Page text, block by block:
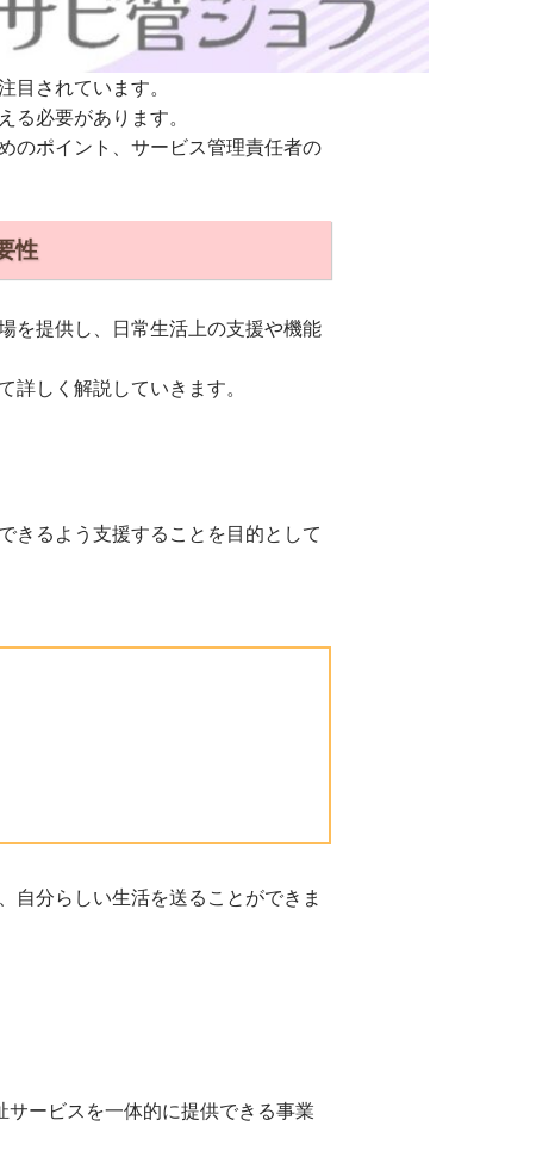
されています。
必要があります。
のポイント、サービス管理責任者の
性
を提供し、日常生活上の支援や機能
しく解説していきます。
きるよう支援することを目的として
自分らしい生活を送ることができま
ービスを一体的に提供できる事業